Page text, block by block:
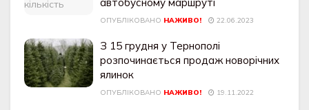
ОПУБЛІКОВАНО НАЖИВО! 22.06.2023
З 15 грудня у Тернополі
розпочинається продаж новорічних
ялинок
ОПУБЛІКОВАНО НАЖИВО! 19.11.2022